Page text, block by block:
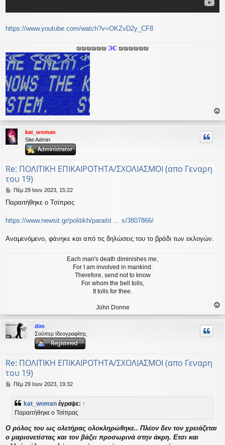
https://www.youtube.com/watch?v=OKZvD2y_CF8
₪₪₪₪₪₪ ЭЄ ₪₪₪₪₪₪
ο
ρ
kat_woman
Site Admin
Re: ΠΟΛΙΤΙΚΗ ΕΠΙΚΑΙΡΟΤΗΤΑ/ΣΧΟΛΙΑΣΜΟΙ (απο Γεναρη
του 19)
Δ
μ
σ
υ
Πέμ 29 Ιουν 2023, 15:22
Παραιτήθηκε ο Τσίπρας
https://www.newsit.gr/politikh/paraitit ... s/3807866/
Αναμενόμενο, φάνηκε και από τις δηλώσεις του το βράδι των εκλογών.
Each man's death diminishes me,
For I am involved in mankind.
Therefore, send not to know
For whom the bell tolls,
It tolls for thee.
John Donne
ρ
dim
Σούπερ Ιδεογραφίτης
Re: ΠΟΛΙΤΙΚΗ ΕΠΙΚΑΙΡΟΤΗΤΑ/ΣΧΟΛΙΑΣΜΟΙ (απο Γεναρη
του 19)
Δ
ε
υ
σ
Πέμ 29 Ιουν 2023, 19:32
kat_woman έγραψε: ↑
Παραιτήθηκε ο Τσίπρας
Ο ρόλος του ως ολετήρας ολοκληρώθηκε.. Πλέον δεν τον χρειάζεται
ο μαριονετίστας και τον βάζει προσωρινά στην άκρη. Ετσι και